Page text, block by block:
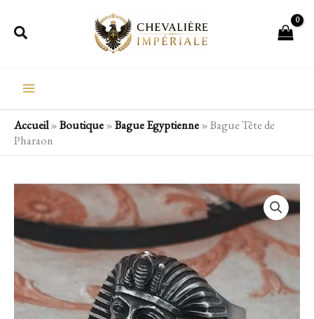
Rechercher
Accueil»Boutique»Bague Egyptienne»Bague Tête de
Pharaon
quantité
de
Bague
de
Pharaon